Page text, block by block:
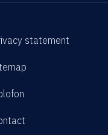
statement